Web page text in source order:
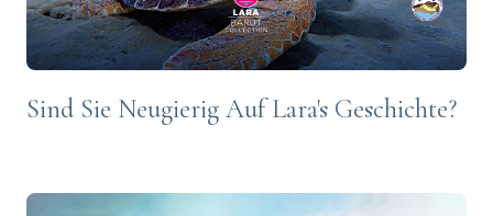
Sind Sie Neugierig Auf Lara's Geschichte?